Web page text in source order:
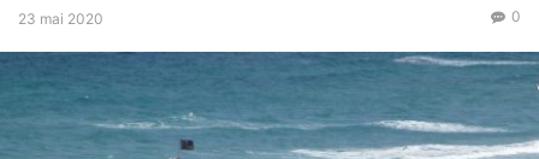
23 mai 2020 0